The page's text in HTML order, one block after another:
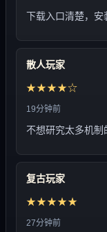
下载入口清楚，安
散人玩家
★★★★☆
19分钟前
不想研究太多机制
复古玩家
★★★★★
27分钟前